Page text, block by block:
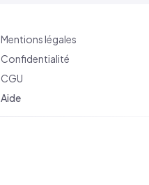
Mentions légales
Confidentialité
CGU
Aide